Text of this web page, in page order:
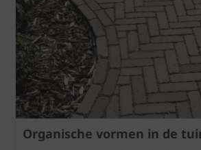
Organische vormen in de